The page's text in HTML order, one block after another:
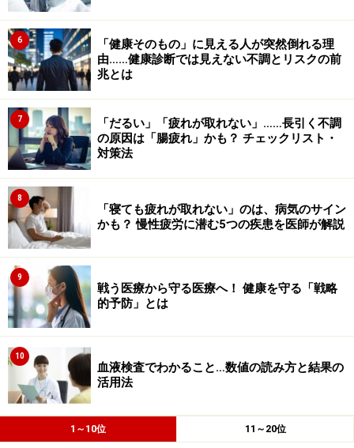
6
「健康そのもの」に見える人が突然倒れる理
由……健康診断では見えない不調とリスクの前
兆とは
7
「だるい」「疲れが取れない」……長引く不調
の原因は「腸疲れ」かも？ チェックリスト・
対策法
8
「寝ても疲れが取れない」のは、病気のサイン
かも？ 慢性疲労に潜む5つの疾患を医師が解説
9
戦う医療から守る医療へ！ 健康を守る「戦略
的予防」とは
10
血液検査でわかること…数値の読み方と結果の
活用法
1～10位 11～20位